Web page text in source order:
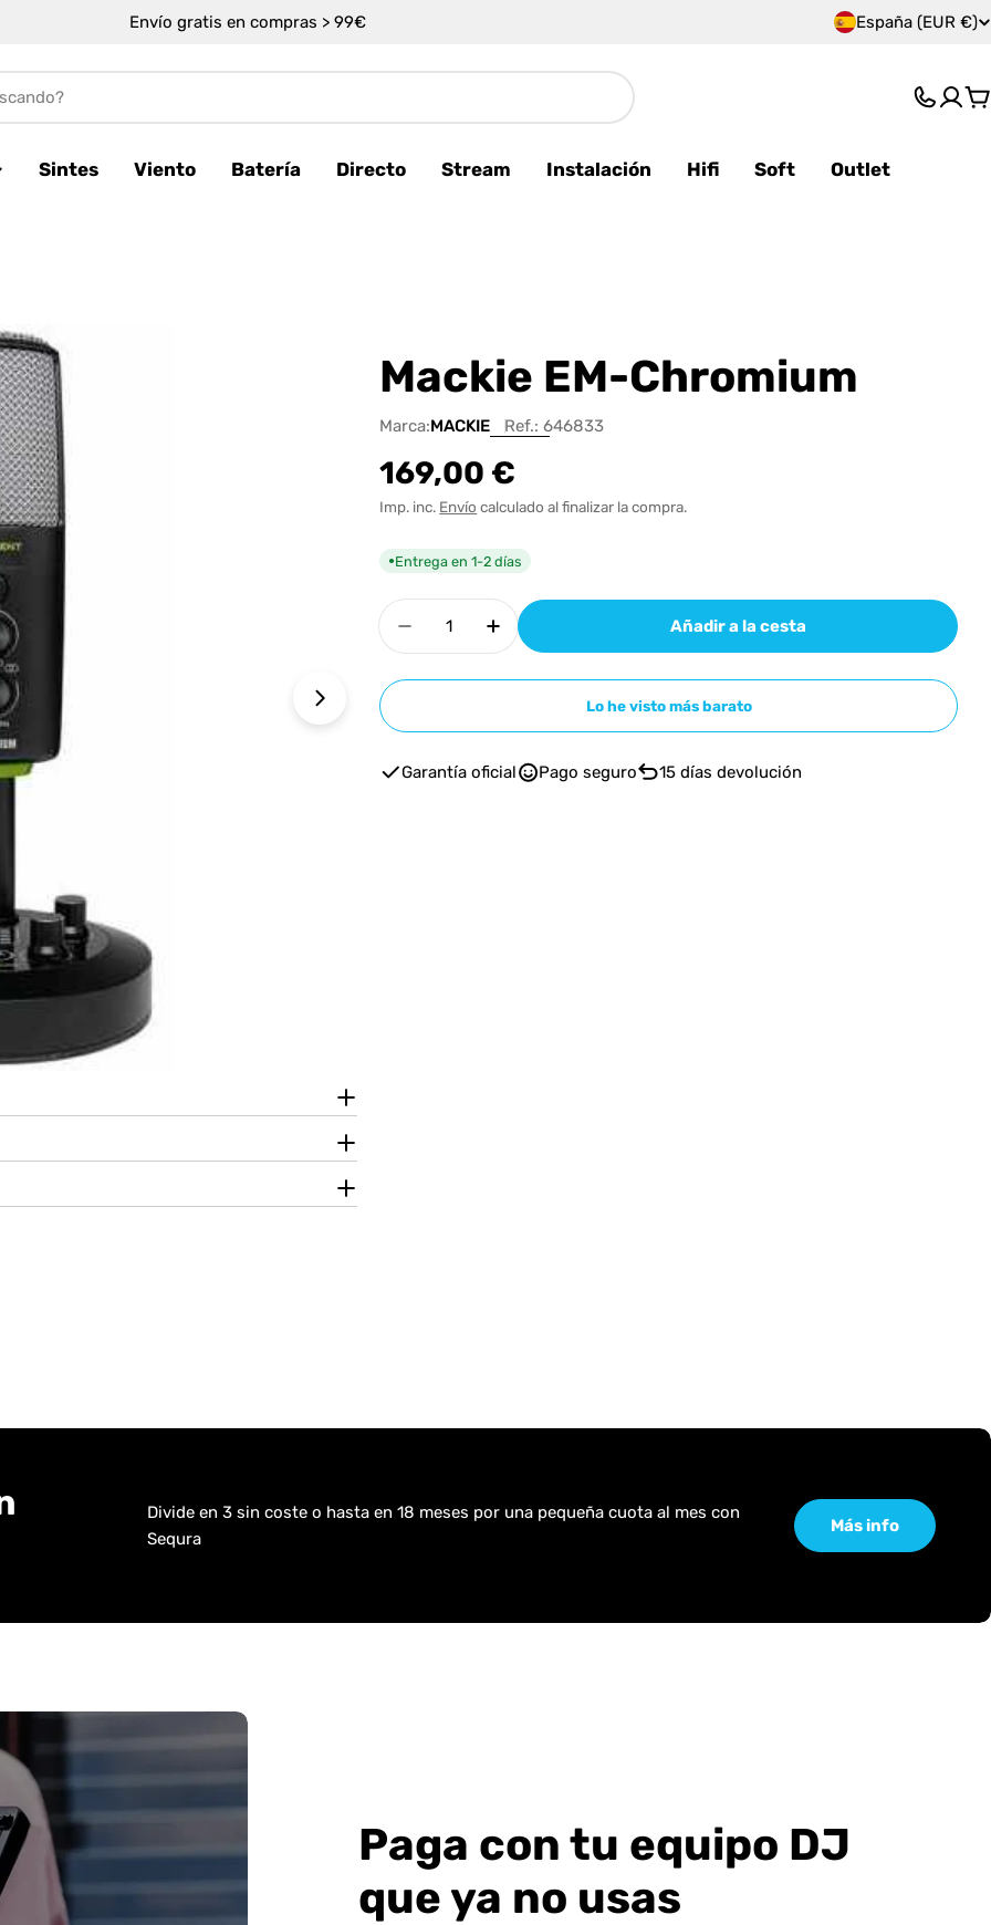
Envío gratis en compras > 99€
P
s
g
i
España (EUR €)
Sintes Viento Batería Directo Stream Instalación Hifi Soft
Outlet
Abrir medios 1 en modal
Mackie EM-Chromium
Marca:MACKIE Ref.: 646833
Precio
habitual
169,00 €
Imp. inc. Envío calculado al finalizar la compra.
●Entrega en 1-2 días
Cantidad
Disminuir cantidad para Mackie EM-Chromium
Aumentar cantidad para Mackie EM-Chromium
Añadir a la cesta
Lo he visto más barato
Garantía oficial Pago seguro 15 días devolución
Divide en 3 sin coste o hasta en 18 meses por una pequeña cuota al mes con
Sequra
Más info
Paga con tu equipo DJ
que ya no usas